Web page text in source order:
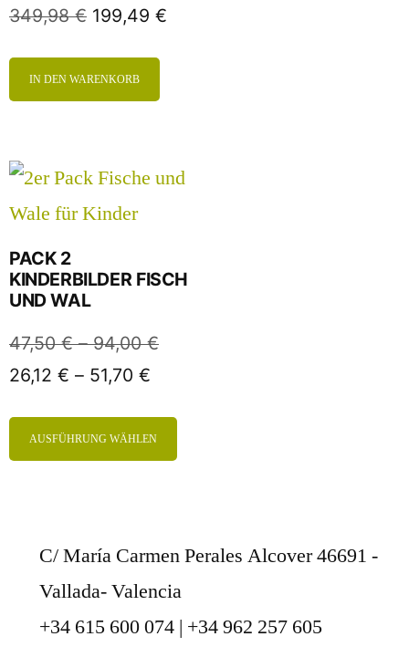
349,98€ 199,49 €
IN DEN WARENKORB
PACK 2
KINDERBILDER FISCH
UND WAL
47,50€ –94,00€
26,12 € – 51,70 €
AUSFÜHRUNG WÄHLEN
C/ María Carmen Perales Alcover 46691 -
Vallada- Valencia
+34 615 600 074 | +34 962 257 605